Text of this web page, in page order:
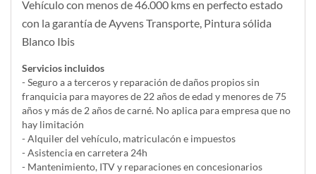
Vehículo con menos de 46.000 kms en perfecto estado
con la garantía de Ayvens Transporte, Pintura sólida
Blanco Ibis
Servicios incluidos
- Seguro a a terceros y reparación de daños propios sin
franquicia para mayores de 22 años de edad y menores de 75
años y más de 2 años de carné. No aplica para empresa que no
hay limitación
- Alquiler del vehí­culo, matriculacón e impuestos
- Asistencia en carretera 24h
- Mantenimiento, ITV y reparaciones en concesionarios